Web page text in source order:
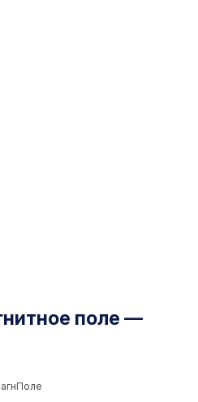
поле —